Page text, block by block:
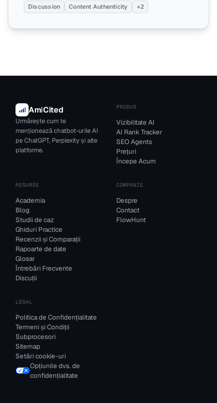
Discussion Content Authenticity +2
AmICited
Urmărește cum te
menționează chatbot-urile AI
pe ChatGPT, Perplexity și alte
platforme.
PRODUS
Vizibilitate AI
AI Rank Tracker
SEO Agents
Prețuri
Începe Acum
RESURSE
Academia
Blog
Studii de caz
Ghiduri Practice
Recenzii și Comparații
Rapoarte de date
Glosar
Întrebări Frecvente
Discuții
COMPANIE
Despre
Contact
FlowHunt
LEGAL
Politica de Confidențialitate
Termeni și Condiții
Subprocesori
Sitemap
Setări cookie-uri
Opțiunile dvs. de
confidențialitate